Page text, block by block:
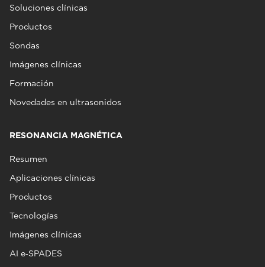
Soluciones clínicas
Productos
Sondas
Imágenes clínicas
Formación
Novedades en ultrasonidos
RESONANCIA MAGNÉTICA
Resumen
Aplicaciones clínicas
Productos
Tecnologías
Imágenes clínicas
AI e‑SPADES